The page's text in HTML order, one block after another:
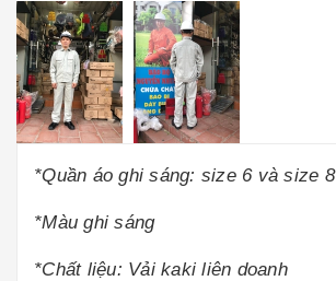
*Quần áo ghi sáng: size 6 và size 8
*Màu ghi sáng
*Chất liệu: Vải kaki liên doanh